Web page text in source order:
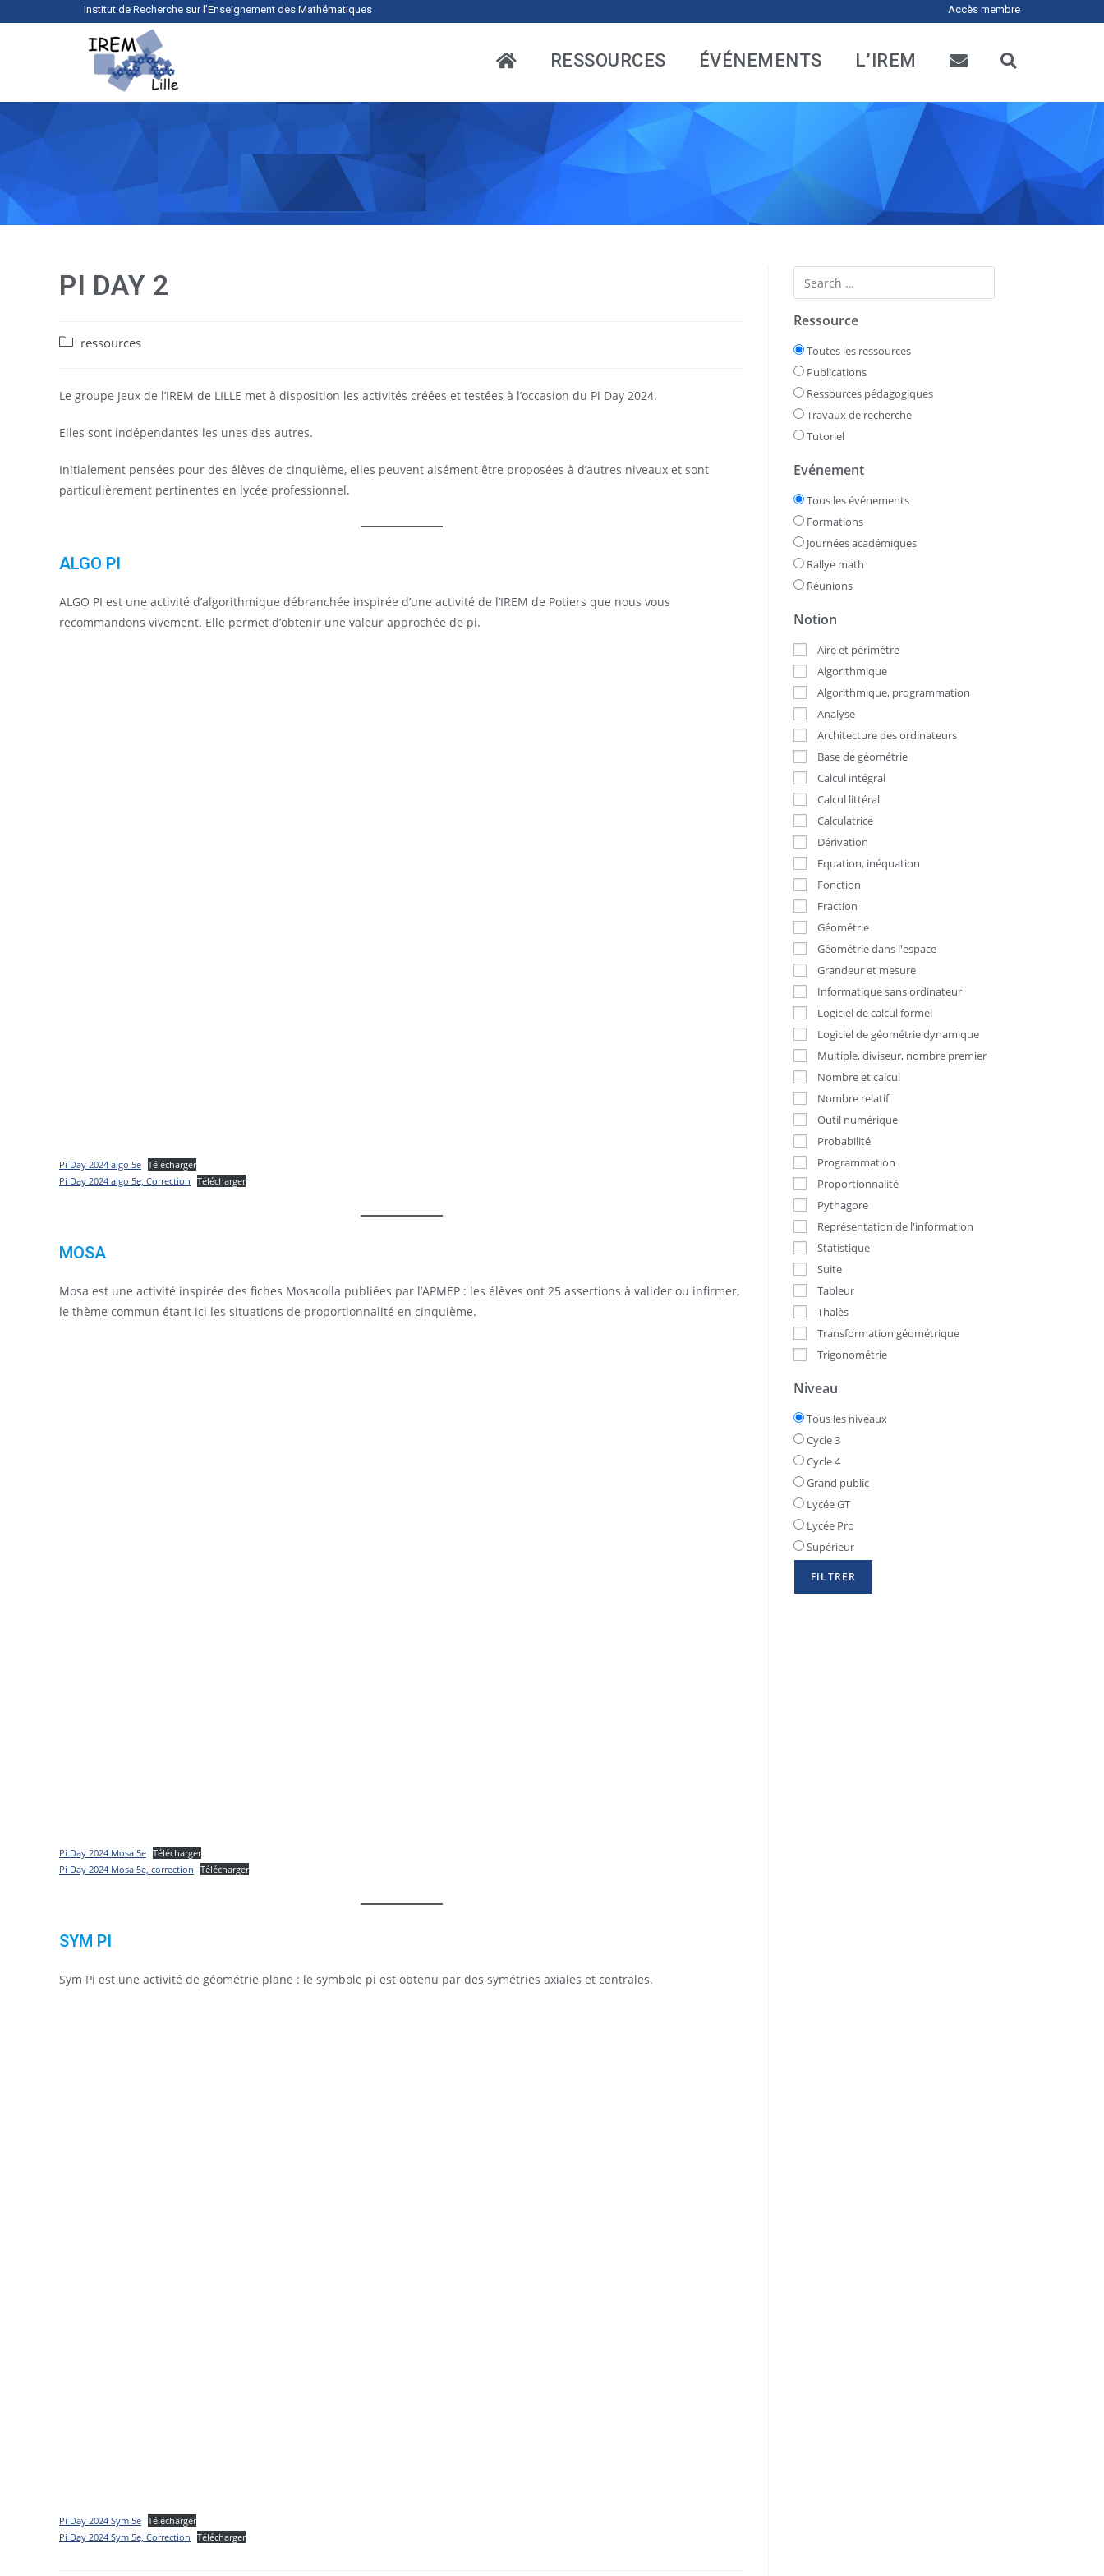
Institut de Recherche sur l’Enseignement des Mathématiques Accès membre
RESSOURCES ÉVÉNEMENTS L’IREM
PI DAY 2
ressources
Le groupe Jeux de l’IREM de LILLE met à disposition les activités créées et testées à l’occasion du Pi Day 2024.
Elles sont indépendantes les unes des autres.
Initialement pensées pour des élèves de cinquième, elles peuvent aisément être proposées à d’autres niveaux et sont
particulièrement pertinentes en lycée professionnel.
ALGO PI
ALGO PI est une activité d’algorithmique débranchée inspirée d’une activité de l’IREM de Potiers que nous vous
recommandons vivement. Elle permet d’obtenir une valeur approchée de pi.
Pi Day 2024 algo 5e Télécharger
Pi Day 2024 algo 5e, Correction
Télécharger
MOSA
Mosa est une activité inspirée des fiches Mosacolla publiées par l’APMEP : les élèves ont 25 assertions à valider ou infirmer,
le thème commun étant ici les situations de proportionnalité en cinquième.
Pi Day 2024 Mosa 5e Télécharger
Pi Day 2024 Mosa 5e, correction
Télécharger
SYM PI
Sym Pi est une activité de géométrie plane : le symbole pi est obtenu par des symétries axiales et centrales.
Pi Day 2024 Sym 5e Télécharger
Pi Day 2024 Sym 5e, Correction
Télécharger
Ressource
Toutes les ressources
Publications
Ressources pédagogiques
Travaux de recherche
Tutoriel
Evénement
Tous les événements
Formations
Journées académiques
Rallye math
Réunions
Notion
Aire et périmètre
Algorithmique
Algorithmique, programmation
Analyse
Architecture des ordinateurs
Base de géométrie
Calcul intégral
Calcul littéral
Calculatrice
Dérivation
Equation, inéquation
Fonction
Fraction
Géométrie
Géométrie dans l'espace
Grandeur et mesure
Informatique sans ordinateur
Logiciel de calcul formel
Logiciel de géométrie dynamique
Multiple, diviseur, nombre premier
Nombre et calcul
Nombre relatif
Outil numérique
Probabilité
Programmation
Proportionnalité
Pythagore
Représentation de l'information
Statistique
Suite
Tableur
Thalès
Transformation géométrique
Trigonométrie
Niveau
Tous les niveaux
Cycle 3
Cycle 4
Grand public
Lycée GT
Lycée Pro
Supérieur